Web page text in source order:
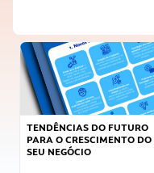
TENDÊNCIAS DO FUTURO
PARA O CRESCIMENTO DO
SEU NEGÓCIO